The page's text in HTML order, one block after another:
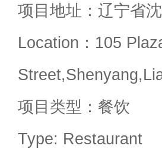
项目地址：辽宁省
Location：105
项目类型：餐饮
Type: Restaurant